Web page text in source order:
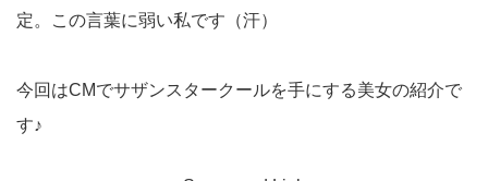
定。この言葉に弱い私です（汗）
今回はCMでサザンスタークールを手にする美女の紹介で
す♪